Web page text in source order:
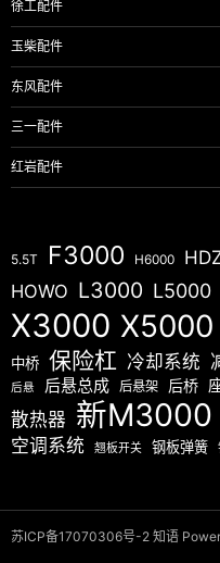
徐工配件
玉柴配件
东风配件
三一配件
红岩配件
5.5T F3000 H6000
HOWO L3000 L5000
X3000 X5000
中桥 保险杠 冷却系统
后悬 后悬总成 后悬架 后桥
散热器 新M3000
空调系统 翘板开关 钢板弹簧
苏ICP备17070306号-2 知语